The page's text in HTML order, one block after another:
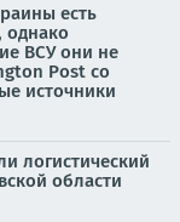
есть
однако
ВСУ они не
Post со
источники
логистический
области